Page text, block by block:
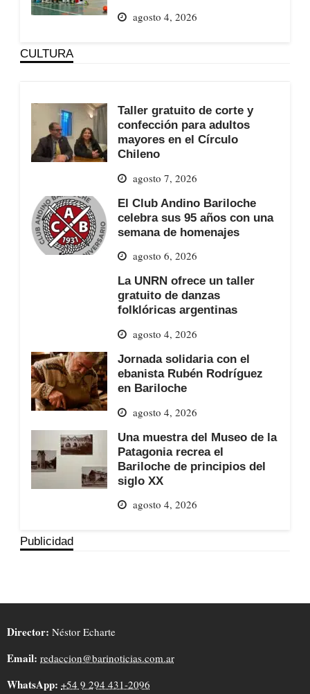
agosto 4, 2026
CULTURA
Taller gratuito de corte y
confección para adultos
mayores en el Círculo
Chileno
agosto 7, 2026
El Club Andino Bariloche
celebra sus 95 años con una
semana de homenajes
agosto 6, 2026
La UNRN ofrece un taller
gratuito de danzas
folklóricas argentinas
agosto 4, 2026
Jornada solidaria con el
ebanista Rubén Rodríguez
en Bariloche
agosto 4, 2026
Una muestra del Museo de la
Patagonia recrea el
Bariloche de principios del
siglo XX
agosto 4, 2026
Publicidad
Director: Néstor Echarte
Email: redaccion@barinoticias.com.ar
WhatsApp: +54 9 294 431-2096